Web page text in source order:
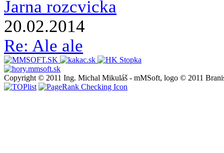
Jarna rozcvicka
20.02.2014
Re: Ale ale
Copyright © 2011 Ing. Michal Mikuláš - mMSoft, logo © 2011